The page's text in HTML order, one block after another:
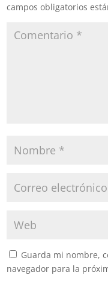
campos obligatorios
Guarda mi nombre,
navegador para la